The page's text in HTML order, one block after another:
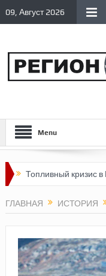
09, Август 2026
Menu
кризис в России
ГЛАВНАЯ ИСТОРИЯ